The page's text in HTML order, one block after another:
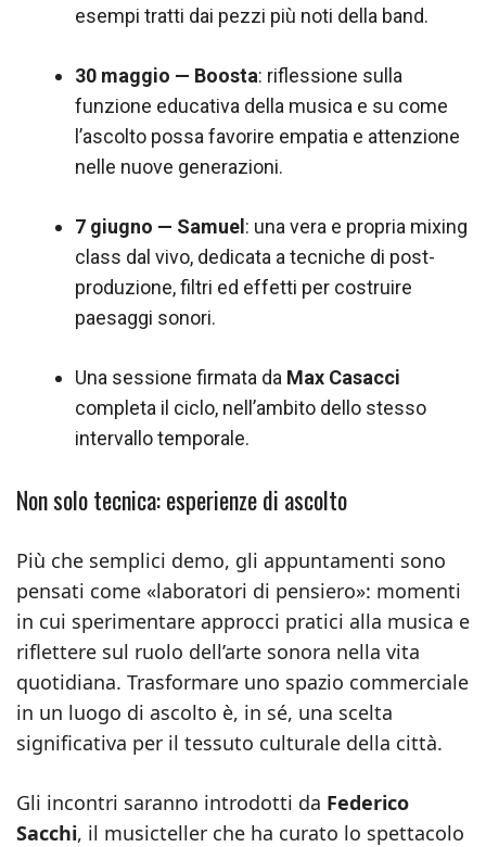
esempi tratti dai pezzi più noti della band.
30 maggio — Boosta: riflessione sulla
funzione educativa della musica e su come
l’ascolto possa favorire empatia e attenzione
nelle nuove generazioni.
7 giugno — Samuel : una vera e propria mixing
class dal vivo, dedicata a tecniche di post-
produzione, filtri ed effetti per costruire
paesaggi sonori.
Una sessione firmata da Max Casacci
completa il ciclo, nell’ambito dello stesso
intervallo temporale.
Non solo tecnica: esperienze di ascolto
Più che semplici demo, gli appuntamenti sono
pensati come «laboratori di pensiero»: momenti
in cui sperimentare approcci pratici alla musica e
riflettere sul ruolo dell’arte sonora nella vita
quotidiana. Trasformare uno spazio commerciale
in un luogo di ascolto è, in sé, una scelta
significativa per il tessuto culturale della città.
Gli incontri saranno introdotti da Federico
Sacchi, il musicteller che ha curato lo spettacolo